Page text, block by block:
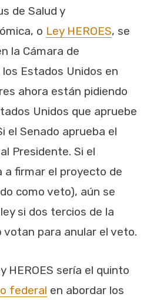
de Salud y
o Ley HEROES, se
la Cámara de
Estados Unidos en
ahora están pidiendo
Unidos que apruebe
el Senado aprueba el
Presidente. Si el
a firmar el proyecto de
como veto), aún se
si dos tercios de la
votan para anular el veto.
HEROES sería el quinto
federal en abordar los